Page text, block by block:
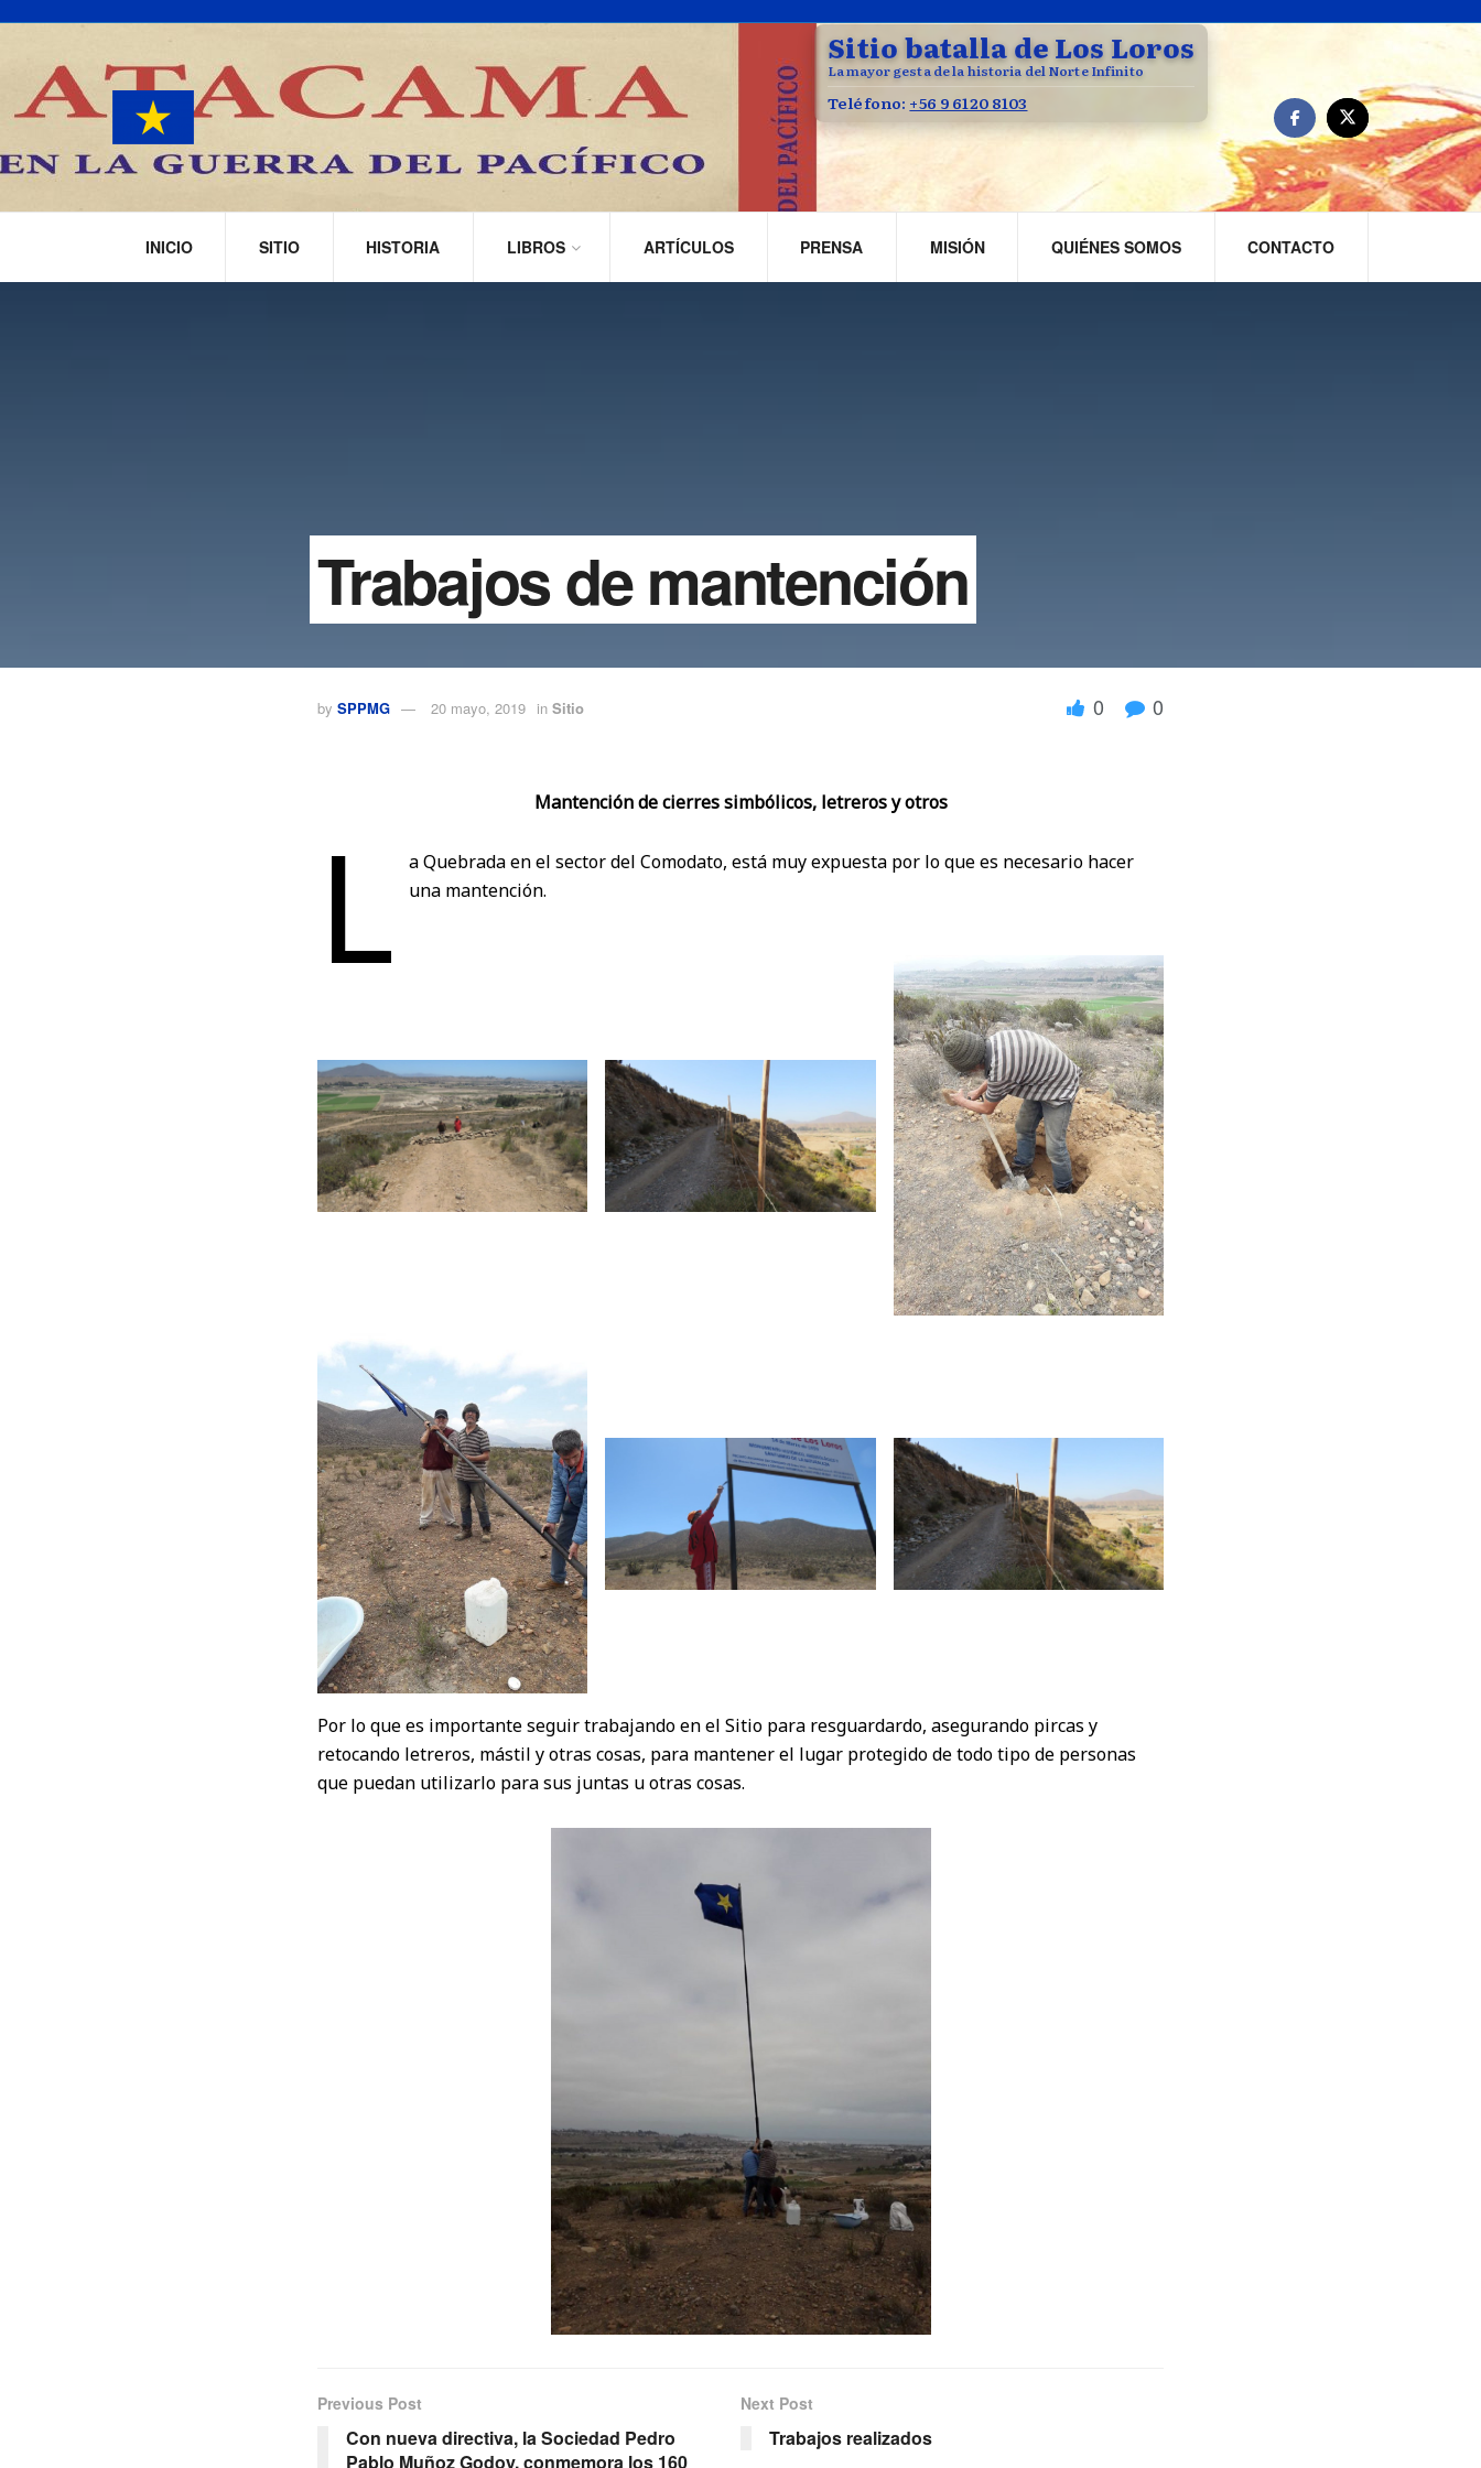
Sitio batalla de Los Loros
La mayor gesta de la historia del Norte Infinito
Teléfono: +56 9 6120 8103
INICIO SITIO HISTORIA LIBROS ARTÍCULOS PRENSA MISIÓN QUIÉNES SOMOS CONTACTO
Trabajos de mantención
by SPPMG 20 mayo, 2019 in Sitio 0 0
Mantención de cierres simbólicos, letreros y otros
L
a Quebrada en el sector del Comodato, está muy expuesta por lo que es necesario hacer
una mantención.
Por lo que es importante seguir trabajando en el Sitio para resguardardo, asegurando pircas y
retocando letreros, mástil y otras cosas, para mantener el lugar protegido de todo tipo de personas
que puedan utilizarlo para sus juntas u otras cosas.
Previous Post
Con nueva directiva, la Sociedad Pedro
Pablo Muñoz Godoy, conmemora los 160
Next Post
Trabajos realizados